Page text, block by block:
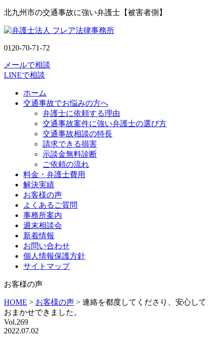
北九州市の交通事故に強い弁護士【被害者側】
0120-70-71-72
メールで相談
LINEで相談
ホーム
交通事故でお悩みの方へ
弁護士に依頼する理由
交通事故案件に強い弁護士の選び方
交通事故相談の特長
請求できる損害
示談金無料診断
ご依頼の流れ
料金・弁護士費用
解決実績
お客様の声
よくあるご質問
事務所案内
週末相談会
新着情報
お問い合わせ
個人情報保護方針
サイトマップ
お客様の声
HOME > お客様の声 > 連絡を都度してくださり、安心して
おまかせできました。
Vol.269
2022.07.02